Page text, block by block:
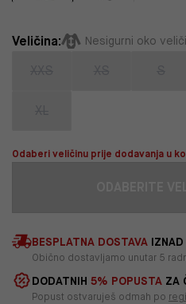
Veličina: Nesigurni oko
Odaberi veličinu prije dodavanja u
BESPLATNA DOSTAVA
Obično dostavljamo unutar 5
DODATNIH 5% POPUSTA ZA
Popust ostvaruješ odmah po